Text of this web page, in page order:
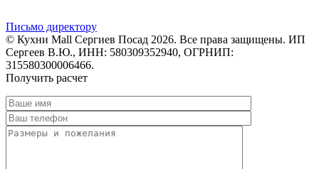
Письмо директору
© Кухни Mall Сергиев Посад 2026. Все права защищены. ИП
Сергеев В.Ю., ИНН: 580309352940, ОГРНИП:
315580300006466.
Получить расчет